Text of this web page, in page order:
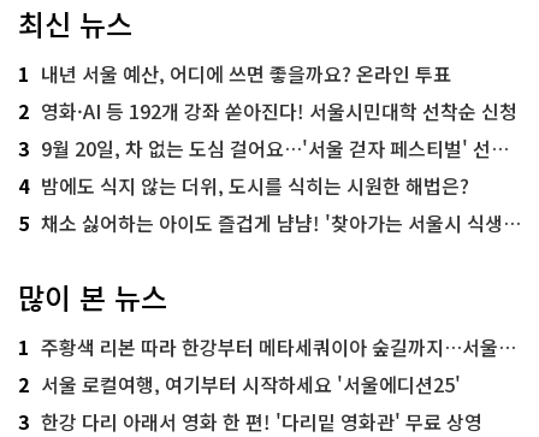
최신 뉴스
1 내년 서울 예산, 어디에 쓰면 좋을까요? 온라인 투표
2 영화·AI 등 192개 강좌 쏟아진다! 서울시민대학 선착순 신청
3 9월 20일, 차 없는 도심 걸어요…'서울 걷자 페스티벌' 선착순 5천명
4 밤에도 식지 않는 더위, 도시를 식히는 시원한 해법은?
5 채소 싫어하는 아이도 즐겁게 냠냠! '찾아가는 서울시 식생활 교육' 현장
많이 본 뉴스
1 주황색 리본 따라 한강부터 메타세쿼이아 숲길까지…서울둘레길 15코스
2 서울 로컬여행, 여기부터 시작하세요 '서울에디션25'
3 한강 다리 아래서 영화 한 편! '다리밑 영화관' 무료 상영